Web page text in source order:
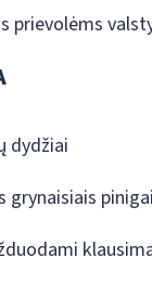
prievolėms
dydžiai
grynaisiais